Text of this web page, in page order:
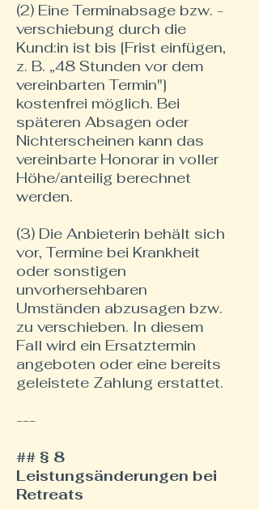
(2) Eine Terminabsage bzw. -
verschiebung durch die
Kund:in ist bis [Frist einfügen,
z. B. „48 Stunden vor dem
vereinbarten Termin"]
kostenfrei möglich. Bei
späteren Absagen oder
Nichterscheinen kann das
vereinbarte Honorar in voller
Höhe/anteilig berechnet
werden.
(3) Die Anbieterin behält sich
vor, Termine bei Krankheit
oder sonstigen
unvorhersehbaren
Umständen abzusagen bzw.
zu verschieben. In diesem
Fall wird ein Ersatztermin
angeboten oder eine bereits
geleistete Zahlung erstattet.
---
## § 8
Leistungsänderungen bei
Retreats